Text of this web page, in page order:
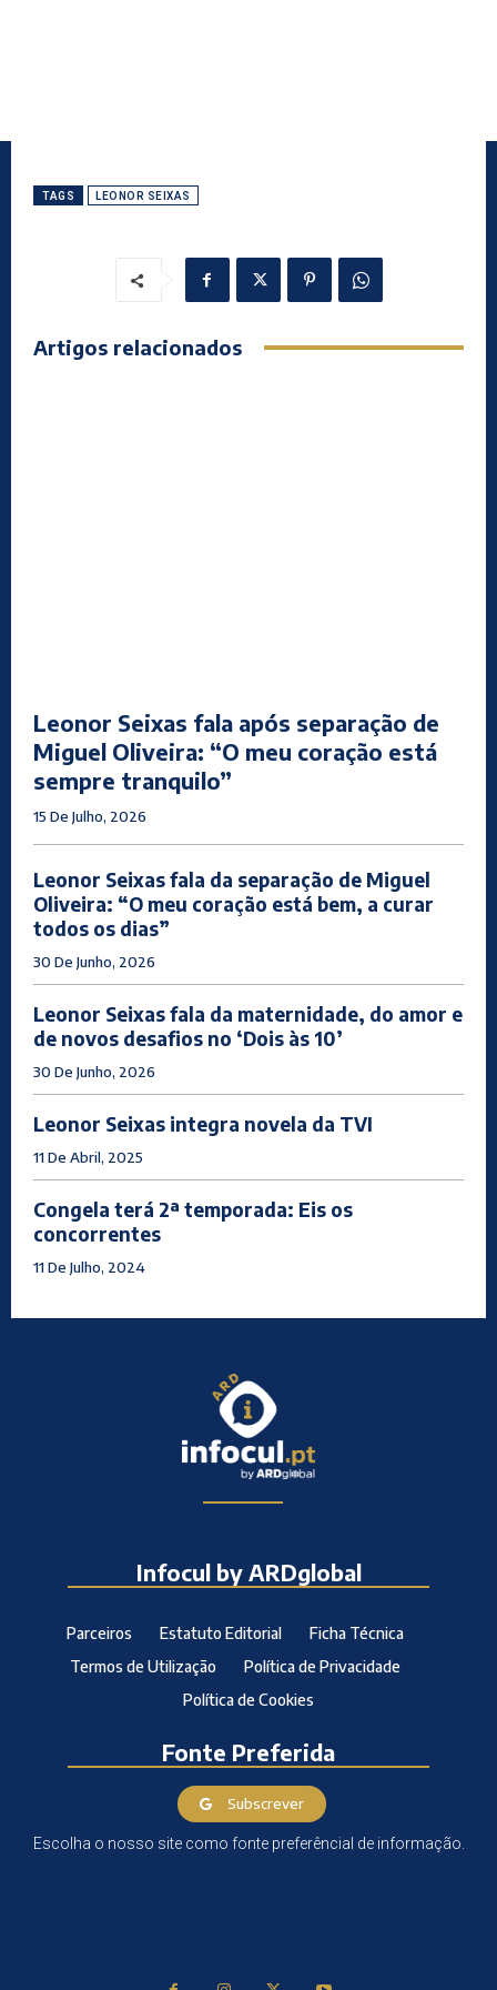
TAGS LEONOR SEIXAS
Artigos relacionados
Leonor Seixas fala após separação de
Miguel Oliveira: “O meu coração está
sempre tranquilo”
15 De Julho, 2026
Leonor Seixas fala da separação de Miguel
Oliveira: “O meu coração está bem, a curar
todos os dias”
30 De Junho, 2026
Leonor Seixas fala da maternidade, do amor e
de novos desafios no ‘Dois às 10’
30 De Junho, 2026
Leonor Seixas integra novela da TVI
11 De Abril, 2025
Congela terá 2ª temporada: Eis os
concorrentes
11 De Julho, 2024
Infocul by ARDglobal
Parceiros Estatuto Editorial
Ficha Técnica
Termos de Utilização
Política de Privacidade
Política de Cookies
Fonte Preferida
Subscrever
Escolha o nosso site como fonte preferêncial de informação.